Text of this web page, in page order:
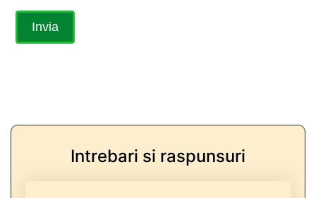
Invia
Intrebari si raspunsuri